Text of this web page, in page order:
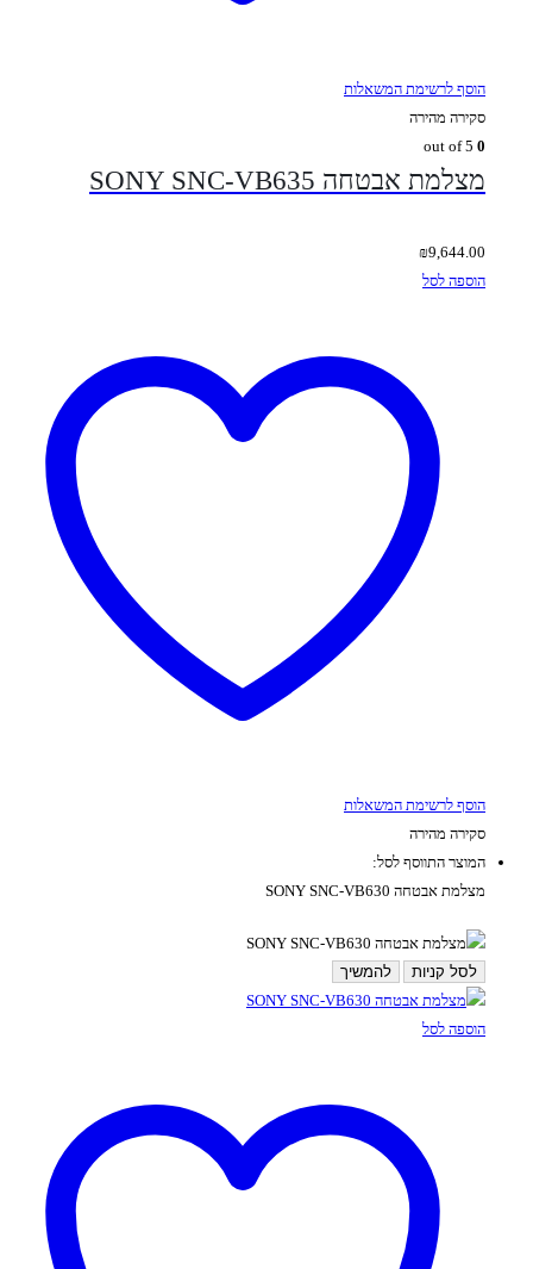
הוסף לרשימת המשאלות
סקירה מהירה
מצלמת אבטחה SONY SNC-VB635
₪9,644.00
הוספה לסל
הוסף לרשימת המשאלות
סקירה מהירה
המוצר התווסף לסל:
מצלמת אבטחה SONY SNC-VB630
לסל קניות להמשיך
הוספה לסל